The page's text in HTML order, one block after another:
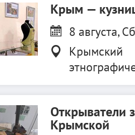
Крым —
8 августа,
Крымский
Открыватели
Крымской